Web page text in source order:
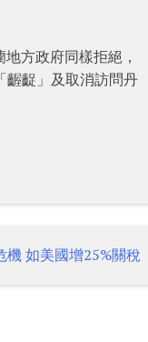
方政府同樣拒絕，
齷齪」及取消訪問丹
如美國增25%關稅